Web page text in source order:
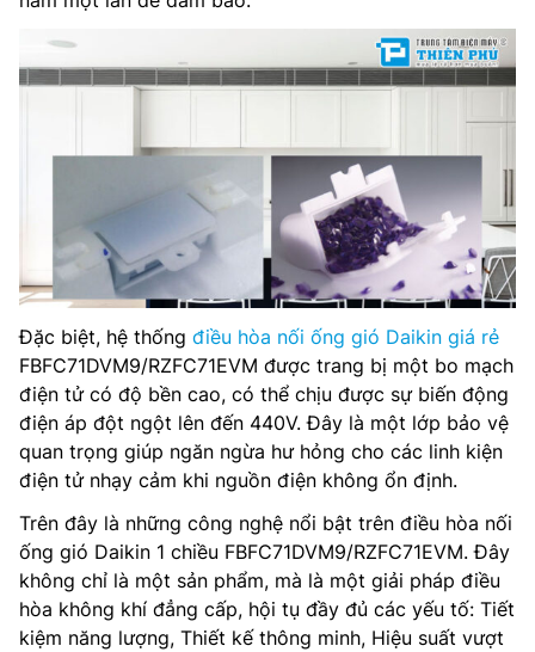
Đặc biệt, hệ thống điều hòa nối ống gió Daikin giá rẻ
FBFC71DVM9/RZFC71EVM được trang bị một bo mạch
điện tử có độ bền cao, có thể chịu được sự biến động
điện áp đột ngột lên đến 440V. Đây là một lớp bảo vệ
quan trọng giúp ngăn ngừa hư hỏng cho các linh kiện
điện tử nhạy cảm khi nguồn điện không ổn định.
Trên đây là những công nghệ nổi bật trên điều hòa nối
ống gió Daikin 1 chiều FBFC71DVM9/RZFC71EVM. Đây
không chỉ là một sản phẩm, mà là một giải pháp điều
hòa không khí đẳng cấp, hội tụ đầy đủ các yếu tố: Tiết
kiệm năng lượng, Thiết kế thông minh, Hiệu suất vượt